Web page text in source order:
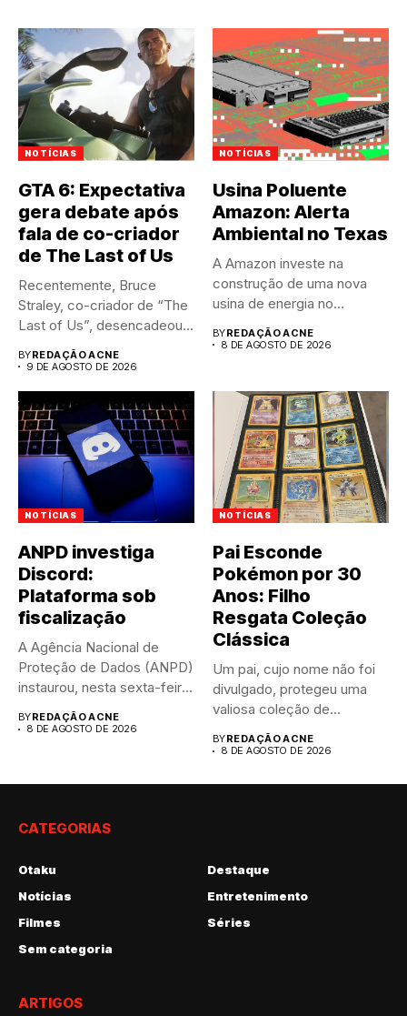
NOTÍCIAS
GTA 6: Expectativa
gera debate após
fala de co-criador
de The Last of Us
Recentemente, Bruce
Straley, co-criador de “The
Last of Us”, desencadeou
BYREDAÇÃO ACNE
9 DE AGOSTO DE 2026
NOTÍCIAS
Usina Poluente
Amazon: Alerta
Ambiental no Texas
A Amazon investe na
construção de uma nova
usina de energia no...
BYREDAÇÃO ACNE
8 DE AGOSTO DE 2026
NOTÍCIAS
ANPD investiga
Discord:
Plataforma sob
fiscalização
A Agência Nacional de
Proteção de Dados (ANPD)
instaurou, nesta sexta-feira
BYREDAÇÃO ACNE
8 DE AGOSTO DE 2026
NOTÍCIAS
Pai Esconde
Pokémon por 30
Anos: Filho
Resgata Coleção
Clássica
Um pai, cujo nome não foi
divulgado, protegeu uma
valiosa coleção de...
BYREDAÇÃO ACNE
8 DE AGOSTO DE 2026
CATEGORIAS
Otaku
Destaque
Notícias
Entretenimento
Filmes
Séries
Sem categoria
ARTIGOS